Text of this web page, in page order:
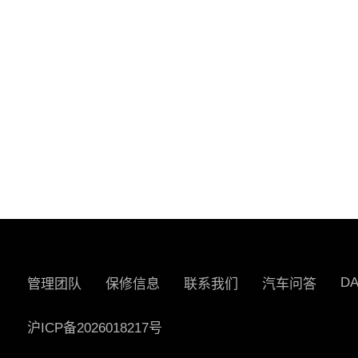
管理团队 保修信息 联系我们 汽车问答
沪ICP备2026018217号